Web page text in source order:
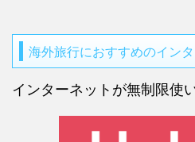
海外旅行におすすめのイン
インターネットが無制限使